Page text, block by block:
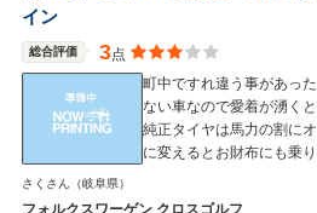
イン
総合評価 3点
町中ですれ違う事があっ
ない車なので愛着が湧く
純正タイヤは馬力の割に
に変えるとお財布にも乗
トの方がおすすめ。 4WD
さくさん （岐阜県）